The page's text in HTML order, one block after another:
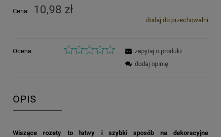
Cena: 10,98 zł
dodaj do przechowalni
Ocena:
zapytaj o produkt
dodaj opinię
OPIS
Wiszące rozety to łatwy i szybki sposób na dekoracyjne